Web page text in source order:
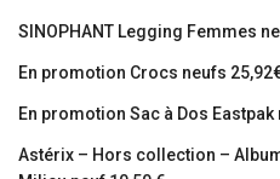
SINOPHANT Legging Femmes
En promotion Crocs neufs
En promotion Sac à Dos Eastpak
Astérix – Hors collection –